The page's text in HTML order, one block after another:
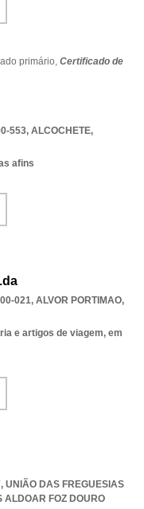
primário, Certificado de
553, ALCOCHETE,
afins
021, ALVOR PORTIMAO,
e artigos de viagem, em
UNIÃO DAS FREGUESIAS
ALDOAR FOZ DOURO